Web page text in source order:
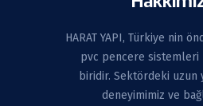
HARAT YAPI, Türkiye nin
pvc pencere sistemleri
biridir. Sektördeki uzun
deneyimimiz ve